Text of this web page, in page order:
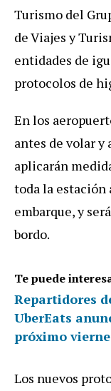
Turismo del
de Viajes y
entidades de
protocolos de
En los
antes de volar y
aplicarán
toda la estación
embarque, y
bordo.
Te puede
Repartidores
UberEats
próximo
Los nuevos